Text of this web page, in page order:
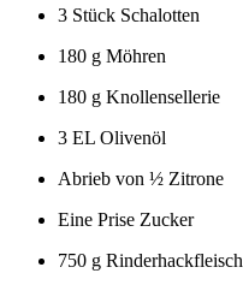
3 Stück Schalotten
180 g Möhren
180 g Knollensellerie
3 EL Olivenöl
Abrieb von ½ Zitrone
Eine Prise Zucker
750 g Rinderhackfleisch